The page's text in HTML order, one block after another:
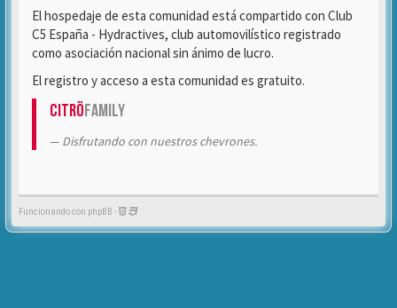
El hospedaje de esta comunidad está compartido con Club
C5 España - Hydractives, club automovilístico registrado
como asociación nacional sin ánimo de lucro.
El registro y acceso a esta comunidad es gratuito.
CitröFamily
Disfrutando con nuestros chevrones.
Funcionando con phpBB -